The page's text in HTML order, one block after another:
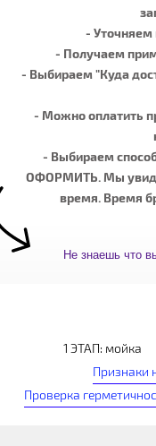
-
- Получаем
- Выбираем "Куда
- Можно оплатить
- Выбираем
ОФОРМИТЬ. Мы
время. Время
Не знаешь что
1 ЭТАП: мойка
Признаки
Проверка